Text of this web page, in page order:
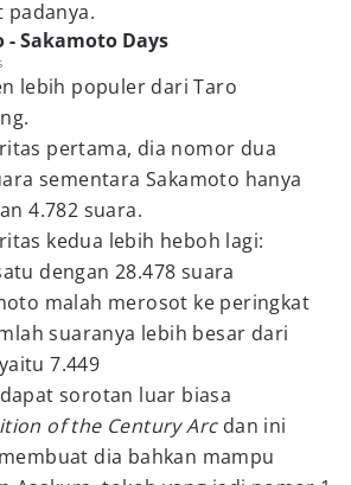
padanya.
- Sakamoto Days
lebih populer dari Taro
pertama, dia nomor dua
sementara Sakamoto hanya
4.782 suara.
kedua lebih heboh lagi:
dengan 28.478 suara
malah merosot ke peringkat
suaranya lebih besar dari
7.449
sorotan luar biasa
of the Century Arc dan ini
dia bahkan mampu